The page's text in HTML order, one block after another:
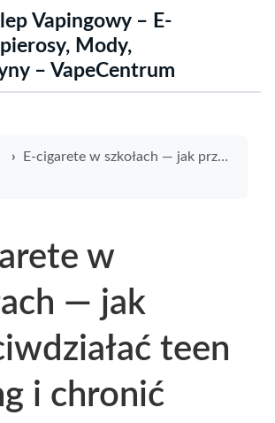
Vapingowy – E-
Mody,
– VapeCentrum
E-cigarete w szkołach — jak przeciwdziałać teen vaping i chronić zdrowie młodzieży
w
— jak
teen
i chronić